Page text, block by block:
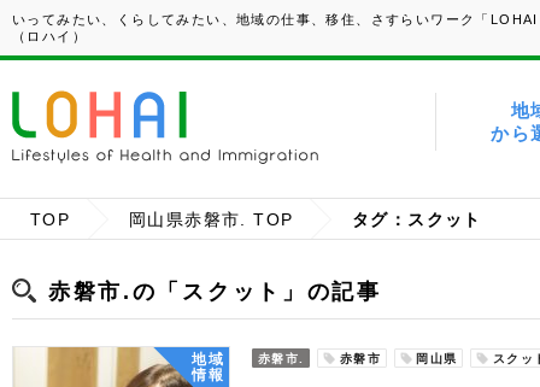
いってみたい、くらしてみたい、地域の仕事、移住、さすらいワーク「
（ロハイ）
地
から
TOP 岡山県赤磐市. TOP タグ：スクット
赤磐市.の「スクット」の記事
地域
情報
赤磐市. 赤磐市 岡山県 スクッ